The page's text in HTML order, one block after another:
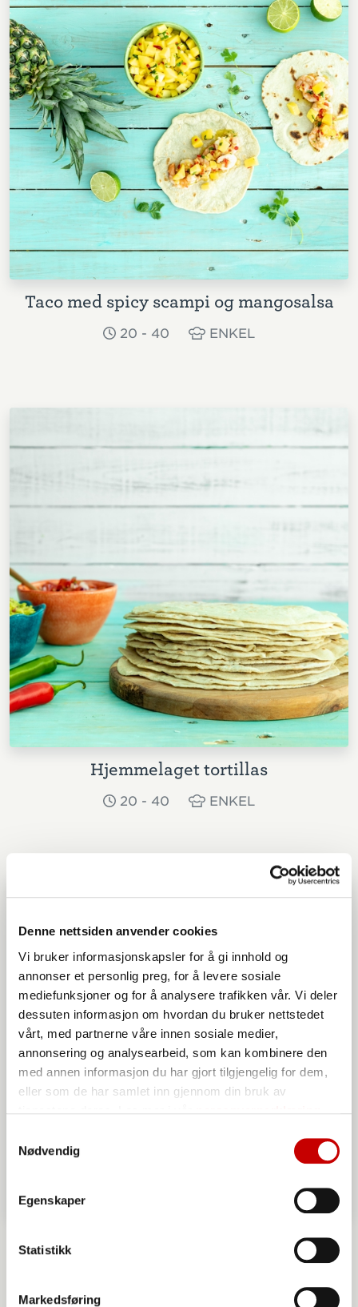
Denne nettsiden anvender cookies
Vi bruker informasjonskapsler for å gi innhold og
annonser et personlig preg, for å levere sosiale
mediefunksjoner og for å analysere trafikken vår. Vi deler
dessuten informasjon om hvordan du bruker nettstedet
vårt, med partnerne våre innen sosiale medier,
annonsering og analysearbeid, som kan kombinere den
med annen informasjon du har gjort tilgjengelig for dem,
eller som de har samlet inn gjennom din bruk av
Nødvendig
Egenskaper
Statistikk
Markedsføring
Taco med spicy scampi og mangosalsa
20 - 40 ENKEL
Hjemmelaget tortillas
20 - 40 ENKEL
Italiensk pizzabunn - tynn og sprø